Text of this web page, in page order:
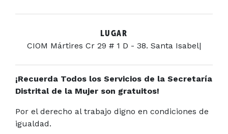
LUGAR
CIOM Mártires Cr 29 # 1 D - 38. Santa Isabel|
¡Recuerda Todos los Servicios de la Secretaría
Distrital de la Mujer son gratuitos!
Por el derecho al trabajo digno en condiciones de
igualdad.